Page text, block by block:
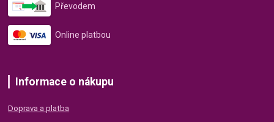
Převodem
Online platbou
Informace o nákupu
Doprava a platba